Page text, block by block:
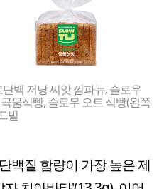
백 저당 씨앗 깜파뉴, 슬로우
물식빵, 슬로우 오트 식빵(왼쪽
빌
백질 함량이 가장 높은 제